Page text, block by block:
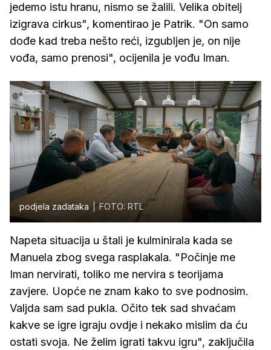
jedemo istu hranu, nismo se žalili. Velika obitelj
izigrava cirkus", komentirao je Patrik. "On samo
dođe kad treba nešto reći, izgubljen je, on nije
vođa, samo prenosi", ocijenila je vođu Iman.
podjela zadataka FOTO: RTL
Napeta situacija u štali je kulminirala kada se
Manuela zbog svega rasplakala. "Počinje me
Iman nervirati, toliko me nervira s teorijama
zavjere. Uopće ne znam kako to sve podnosim.
Valjda sam sad pukla. Očito tek sad shvaćam
kakve se igre igraju ovdje i nekako mislim da ću
ostati svoja. Ne želim igrati takvu igru", zaključila